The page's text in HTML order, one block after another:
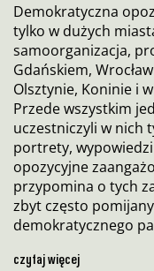
Demokratyczna
tylko w dużych
samoorganizacja,
Gdańskiem,
Olsztynie, Koninie i
Przede wszystkim
uczestniczyli w nich
portrety,
opozycyjne
przypomina o tych
zbyt często
demokratycznego